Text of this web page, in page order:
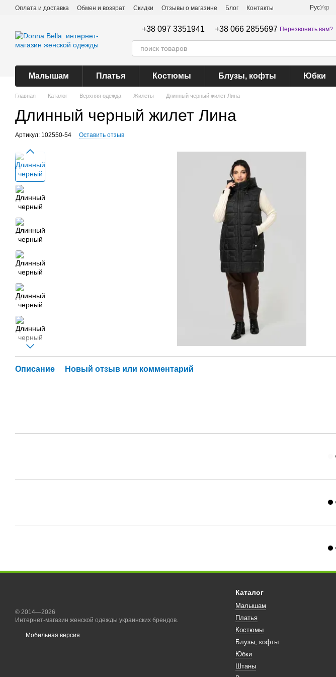
Перейти к основному контенту
Оплата и доставка Обмен и возврат Скидки Отзывы о магазине Блог Контакты РусУкр
+38 097 3351941 +38 066 2855697 Перезвонить вам?
Малышам Платья Костюмы Блузы, кофты Юбки
Главная Каталог Верхняя одежда Жилеты Длинный черный жилет Лина
Длинный черный жилет Лина
Артикул: 102550-54 Оставить отзыв
Описание Новый отзыв или комментарий
© 2014—2026
Интернет-магазин женской одежды украинских брендов.
Мобильная версия
Каталог
Малышам
Платья
Костюмы
Блузы, кофты
Юбки
Штаны